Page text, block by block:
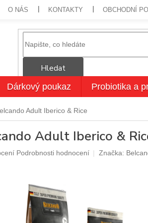
O NÁS KONTAKTY OBCHODNÍ
Hledat
Dárkový poukaz Probiotika a
Adult Iberico & Rice
Adult Iberico &
Podrobnosti hodnocení Značka: